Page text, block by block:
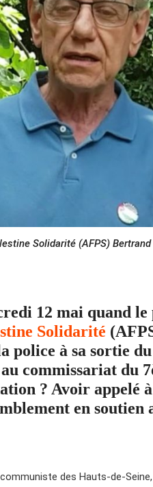
Solidarité (AFPS)
12 mai quand le
Solidarité
police à sa sortie
commissariat du
? Avoir appelé
en soutien
des Hauts-de-